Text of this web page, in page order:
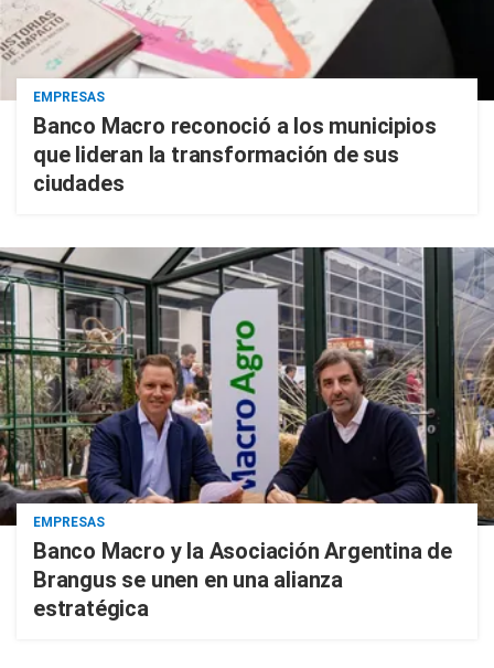
EMPRESAS
Banco Macro reconoció a los municipios
que lideran la transformación de sus
ciudades
EMPRESAS
Banco Macro y la Asociación Argentina de
Brangus se unen en una alianza
estratégica